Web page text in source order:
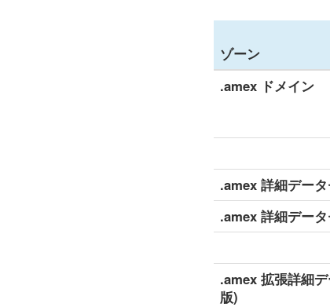
ゾーン
.amex ドメイン
.amex 詳細デー
.amex 詳細デー
.amex 拡張詳細
版)